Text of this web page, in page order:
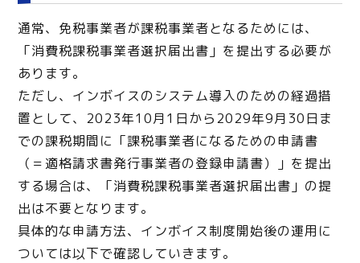
通常、免税事業者が課税事業者となるためには、
「消費税課税事業者選択届出書」を提出する必要が
あります。
ただし、インボイスのシステム導入のための経過措
置として、2023年10月1日から2029年9月30日ま
での課税期間に「課税事業者になるための申請書
（＝適格請求書発行事業者の登録申請書）」を提出
する場合は、「消費税課税事業者選択届出書」の提
出は不要となります。
具体的な申請方法、インボイス制度開始後の運用に
ついては以下で確認していきます。